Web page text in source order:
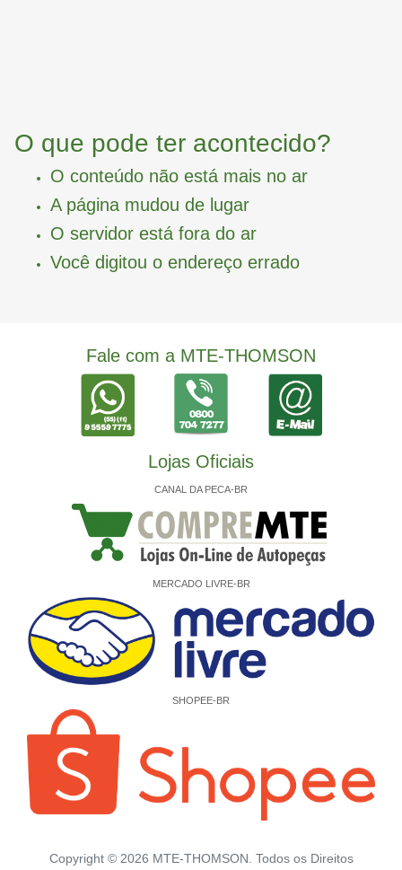
O que pode ter acontecido?
O conteúdo não está mais no ar
A página mudou de lugar
O servidor está fora do ar
Você digitou o endereço errado
Fale com a MTE-THOMSON
Lojas Oficiais
CANAL DA PECA-BR
MERCADO LIVRE-BR
SHOPEE-BR
Copyright © 2026 MTE-THOMSON. Todos os Direitos